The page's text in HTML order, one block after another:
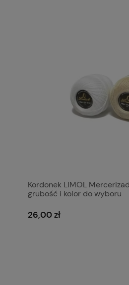
Kordonek LIMOL
grubość i kolor do wyboru
26,00 zł